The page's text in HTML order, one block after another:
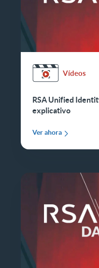
Vídeos
RSA Unified
explicativo
Ver ahora